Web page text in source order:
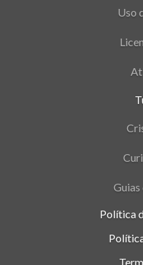
Uso
Guias
Política